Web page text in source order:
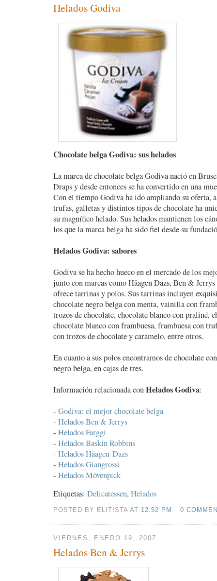
Helados Godiva
Chocolate belga Godiva: sus helados
La marca de chocolate belga Godiva nació en
Draps y desde entonces se ha convertido en una
Con el tiempo Godiva ha ido ampliando su oferta,
trufas, galletas y distintos tipos de chocolate ha
su magnífico helado. Sus helados mantienen los
los que la marca belga ha sido fiel desde su
Helados Godiva: sabores
Godiva se ha hecho hueco en el mercado de los
junto con marcas como Häagen Dazs, Ben &
ofrece tarrinas y polos. Sus tarrinas incluyen
chocolate negro belga con menta, vainilla con
trozos de chocolate, chocolate blanco con praliné,
chocolate blanco con frambuesa, frambuesa con
con trozos de chocolate y caramelo, entre otros.
En cuanto a sus polos encontramos de chocolate
negro belga, en cajas de tres.
Información relacionada conHelados Godiva:
- Godiva: el mejor chocolate belga
- Helados Ben & Jerrys
- Helados Farggi
- Helados Baskin Robbins
- Helados Häagen-Dazs
- Helados Giangrossi
- Helados Mövenpick
Etiquetas: Delicatessen, Helados
POSTED BY ELITISTA AT 12:52 PM 0
VIERNES, ENERO 19, 2007
Helados Ben & Jerrys